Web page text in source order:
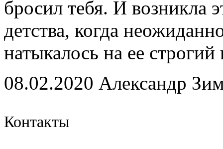
бросил тебя. И возникла
детства, когда
натыкалось на ее
08.02.2020 Александр
Контакты